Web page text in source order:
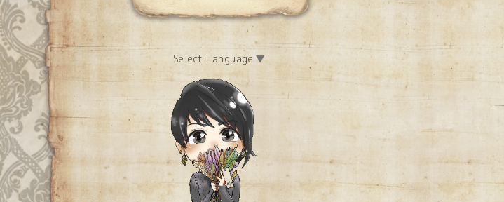
Select Language ▼